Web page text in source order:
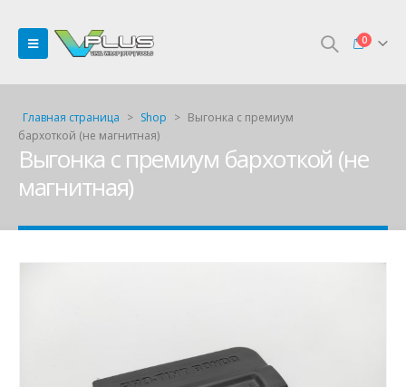
0
Главная страница > Shop > Выгонка с премиум
бархоткой (не магнитная)
Выгонка с премиум бархоткой (не
магнитная)